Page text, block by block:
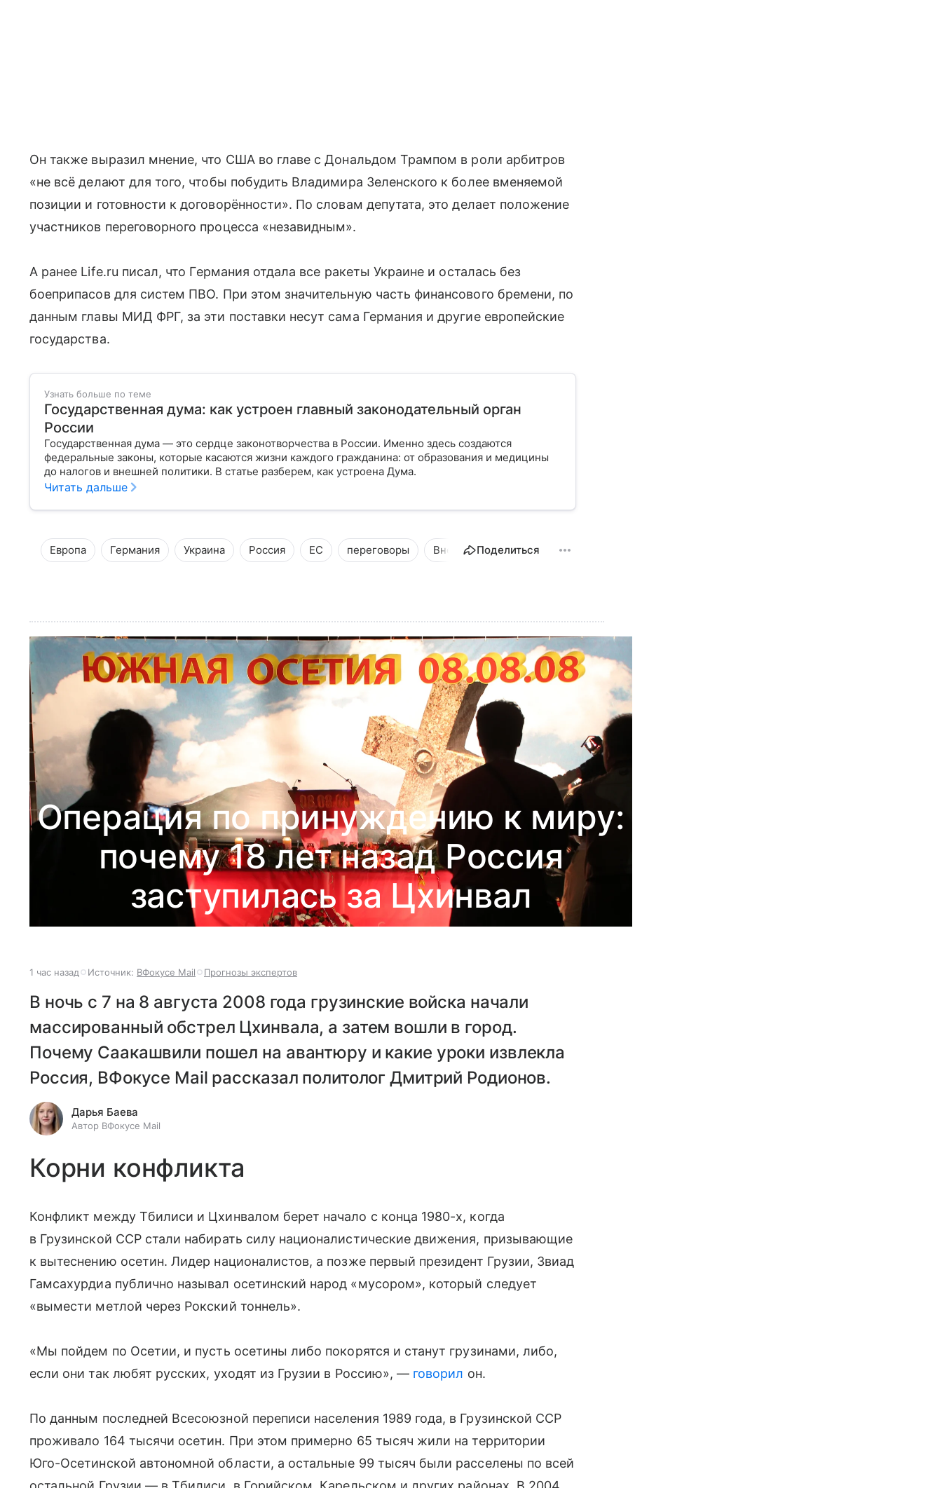
Он также выразил мнение, что США во главе с Дональдом Трампом в роли арбитров
«не всё делают для того, чтобы побудить Владимира Зеленского к более вменяемой
позиции и готовности к договорённости». По словам депутата, это делает положение
участников переговорного процесса «незавидным».
А ранее Life.ru писал, что Германия отдала все ракеты Украине и осталась без
боеприпасов для систем ПВО. При этом значительную часть финансового бремени, по
данным главы МИД ФРГ, за эти поставки несут сама Германия и другие европейские
государства.
Узнать больше по теме
Государственная дума: как устроен главный законодательный орган
России
Государственная дума — это сердце законотворчества в России. Именно здесь создаются
федеральные законы, которые касаются жизни каждого гражданина: от образования и медицины
до налогов и внешней политики. В статье разберем, как устроена Дума.
Читать дальше
Европа Германия Украина Россия ЕС переговоры Внешняя политика
Поделиться
Операция по принуждению к миру:
почему 18 лет назад Россия
заступилась за Цхинвал
1 час назад Источник: ВФокусе Mail Прогнозы экспертов
В ночь с 7 на 8 августа 2008 года грузинские войска начали
массированный обстрел Цхинвала, а затем вошли в город.
Почему Саакашвили пошел на авантюру и какие уроки извлекла
Россия, ВФокусе Mail рассказал политолог Дмитрий Родионов.
Дарья Баева
Автор ВФокусе Mail
Корни конфликта
Конфликт между Тбилиси и Цхинвалом берет начало с конца 1980-х, когда
в Грузинской ССР стали набирать силу националистические движения, призывающие
к вытеснению осетин. Лидер националистов, а позже первый президент Грузии, Звиад
Гамсахурдиа публично называл осетинский народ «мусором», который следует
«вымести метлой через Рокский тоннель».
«Мы пойдем по Осетии, и пусть осетины либо покорятся и станут грузинами, либо,
если они так любят русских, уходят из Грузии в Россию», — говорил он.
По данным последней Всесоюзной переписи населения 1989 года, в Грузинской ССР
проживало 164 тысячи осетин. При этом примерно 65 тысяч жили на территории
Юго-Осетинской автономной области, а остальные 99 тысяч были расселены по всей